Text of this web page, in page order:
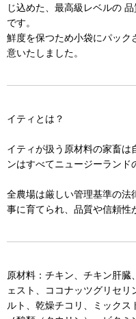
じ込めた、最高級レベルの
です。
鮮度を保つため小袋にパック
意いたしました。
イティとは？
イティが扱う原材料の家畜
ンはすべてニュージーランド
全農場は厳しい管理基準の法
事に育てられ、品質や信頼性
原材料：チキン、チキン肝
ェスト、ココナッツグリセ
ルト、乾燥チコリ、ミックス